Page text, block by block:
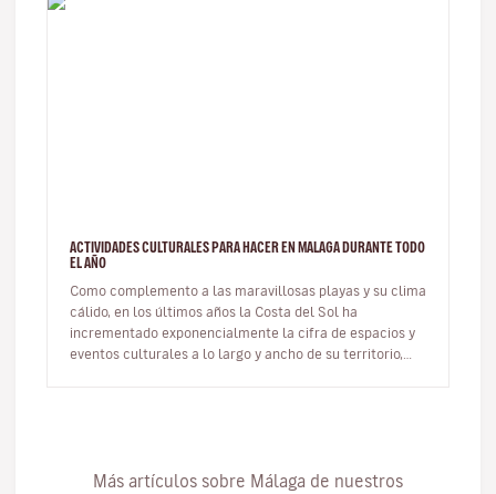
ACTIVIDADES CULTURALES PARA HACER EN MALAGA DURANTE TODO
EL AÑO
Como complemento a las maravillosas playas y su clima
cálido, en los últimos años la Costa del Sol ha
incrementado exponencialmente la cifra de espacios y
eventos culturales a lo largo y ancho de su territorio,
Más artículos sobre Málaga de nuestros